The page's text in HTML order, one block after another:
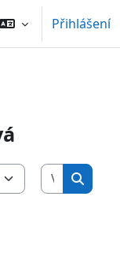
Přihlášení